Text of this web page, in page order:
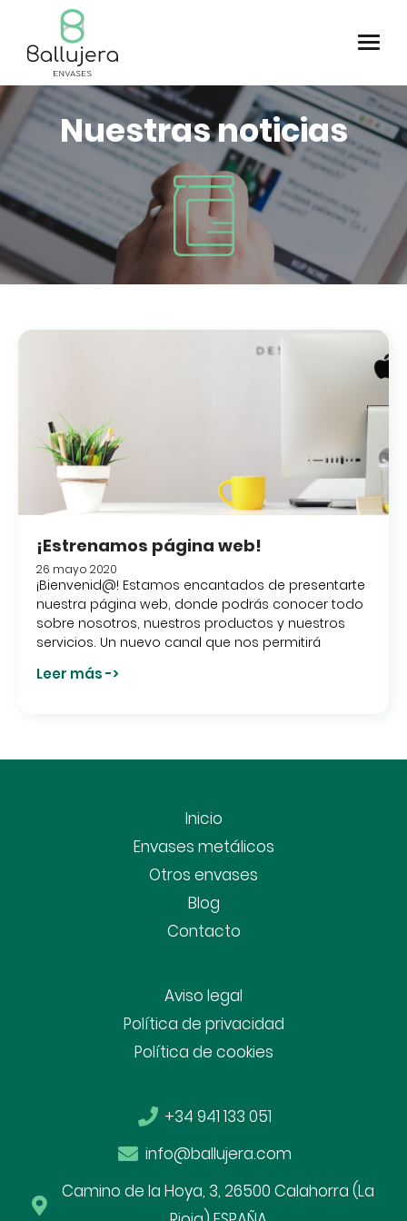
Nuestras noticias
¡Estrenamos página web!
26 mayo 2020
¡Bienvenid@! Estamos encantados de presentarte
nuestra página web, donde podrás conocer todo
sobre nosotros, nuestros productos y nuestros
servicios. Un nuevo canal que nos permitirá
Leer más ->
Inicio
Envases metálicos
Otros envases
Blog
Contacto
Aviso legal
Política de privacidad
Política de cookies
+34 941 133 051
info@ballujera.com
Camino de la Hoya, 3, 26500 Calahorra (La